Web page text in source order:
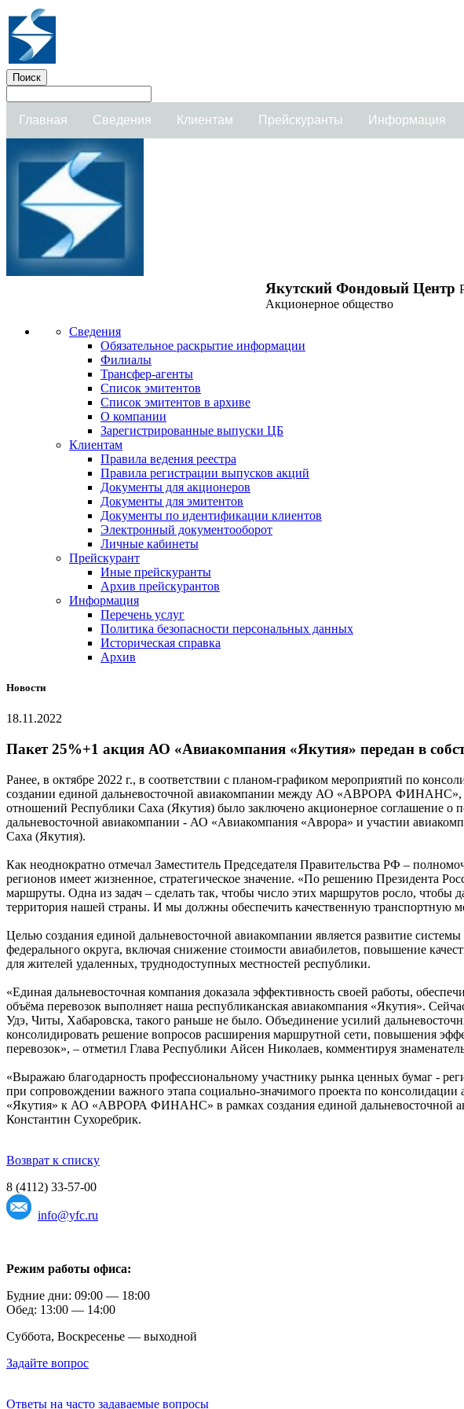
Главная Сведения Клиентам Прейскуранты Информация
Якутский Фондовый Центр
Акционерное общество
Сведения
Обязательное раскрытие информации
Филиалы
Трансфер-агенты
Список эмитентов
Список эмитентов в архиве
О компании
Зарегистрированные выпуски ЦБ
Клиентам
Правила ведения реестра
Правила регистрации выпусков акций
Документы для акционеров
Документы для эмитентов
Документы по идентификации клиентов
Электронный документооборот
Личные кабинеты
Прейскурант
Иные прейскуранты
Архив прейскурантов
Информация
Перечень услуг
Политика безопасности персональных данных
Историческая справка
Архив
Новости
18.11.2022
Пакет 25%+1 акция АО «Авиакомпания «Якутия» передан в
Ранее, в октябре 2022 г., в соответствии с планом-графиком мероприятий по
создании единой дальневосточной авиакомпании между АО «АВРОРА ФИНАНС»,
отношений Республики Саха (Якутия) было заключено акционерное соглашение о
дальневосточной авиакомпании - АО «Авиакомпания «Аврора» и участии
Саха (Якутия).
Как неоднократно отмечал Заместитель Председателя Правительства РФ –
регионов имеет жизненное, стратегическое значение. «По решению Президента
маршруты. Одна из задач – сделать так, чтобы число этих маршрутов росло, чтобы
территория нашей страны. И мы должны обеспечить качественную транспортную
Целью создания единой дальневосточной авиакомпании является развитие
федерального округа, включая снижение стоимости авиабилетов, повышение
для жителей удаленных, труднодоступных местностей республики.
«Единая дальневосточная компания доказала эффективность своей работы,
объёма перевозок выполняет наша республиканская авиакомпания «Якутия».
Удэ, Читы, Хабаровска, такого раньше не было. Объединение усилий
консолидировать решение вопросов расширения маршрутной сети, повышения
перевозок», – отметил Глава Республики Айсен Николаев, комментируя
«Выражаю благодарность профессиональному участнику рынка ценных бумаг -
при сопровождении важного этапа социально-значимого проекта по
«Якутия» к АО «АВРОРА ФИНАНС» в рамках создания единой дальневосточной
Константин Сухоребрик.
Возврат к списку
8 (4112) 33-57-00
info@yfc.ru
Режим работы офиса:
Будние дни: 09:00 — 18:00
Обед: 13:00 — 14:00
Суббота, Воскресенье — выходной
Задайте вопрос
Ответы на часто задаваемые вопросы